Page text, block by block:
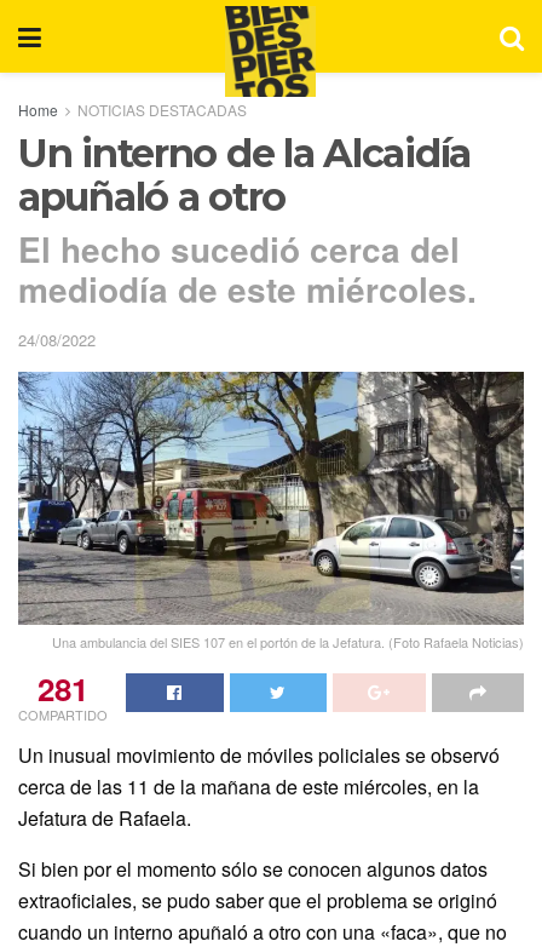
Home NOTICIAS DESTACADAS
Un interno de la Alcaidía
apuñaló a otro
El hecho sucedió cerca del
mediodía de este miércoles.
24/08/2022
Una ambulancia del SIES 107 en el portón de la Jefatura. (Foto Rafaela Noticias)
281
COMPARTIDO
Un inusual movimiento de móviles policiales se observó
cerca de las 11 de la mañana de este miércoles, en la
Jefatura de Rafaela.
Si bien por el momento sólo se conocen algunos datos
extraoficiales, se pudo saber que el problema se originó
cuando un interno apuñaló a otro con una «faca», que no